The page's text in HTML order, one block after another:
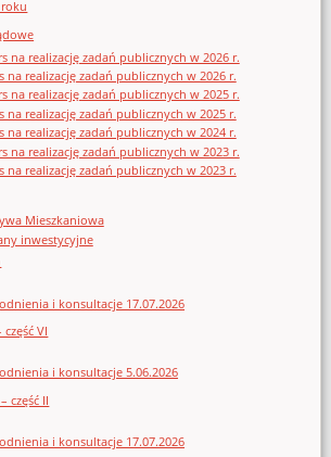
na realizację zadań publicznych w 2026 r.
realizację zadań publicznych w 2026 r.
na realizację zadań publicznych w 2025 r.
realizację zadań publicznych w 2025 r.
realizację zadań publicznych w 2024 r.
na realizację zadań publicznych w 2023 r.
realizację zadań publicznych w 2023 r.
Mieszkaniowa
inwestycyjne
i konsultacje 17.07.2026
VI
i konsultacje 5.06.2026
część II
i konsultacje 17.07.2026